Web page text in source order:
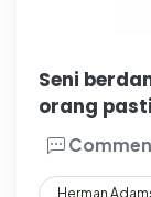
Seni
orang
Herman